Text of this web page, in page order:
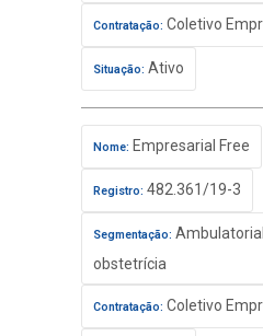
Contratação: Coletivo
Situação: Ativo
Nome: Empresarial Free
Registro: 482.361/19-3
Segmentação:
obstetrícia
Contratação: Coletivo